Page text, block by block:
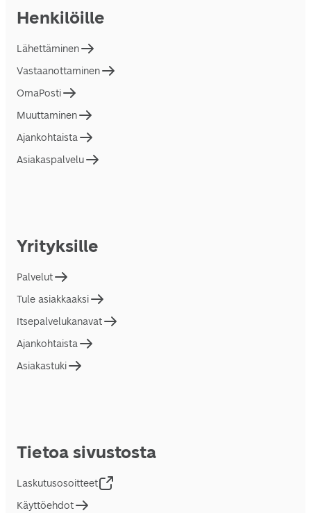
Henkilöille
Lähettäminen
Vastaanottaminen
OmaPosti
Muuttaminen
Ajankohtaista
Asiakaspalvelu
Yrityksille
Palvelut
Tule asiakkaaksi
Itsepalvelukanavat
Ajankohtaista
Asiakastuki
Tietoa sivustosta
Laskutusosoitteet
Käyttöehdot